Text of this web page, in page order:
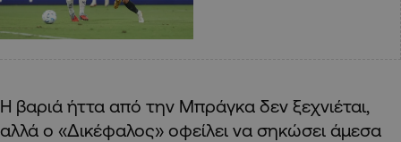
Η βαριά ήττα από την Μπράγκα δεν ξεχνιέται,
αλλά ο «Δικέφαλος» οφείλει να σηκώσει άμεσα